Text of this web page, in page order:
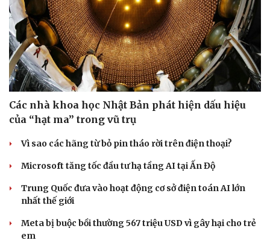
Các nhà khoa học Nhật Bản phát hiện dấu hiệu
của “hạt ma” trong vũ trụ
Vì sao các hãng từ bỏ pin tháo rời trên điện thoại?
Microsoft tăng tốc đầu tư hạ tầng AI tại Ấn Độ
Trung Quốc đưa vào hoạt động cơ sở điện toán AI lớn
nhất thế giới
Meta bị buộc bồi thường 567 triệu USD vì gây hại cho trẻ
em